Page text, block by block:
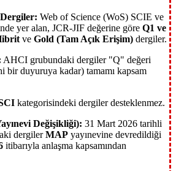
Web of Science (WoS) SCIE ve
yer alan, JCR-JIF değerine göre Q1 ve
ve Gold (Tam Açık Erişim) dergiler.
AHCI grubundaki dergiler "Q" değeri
bir duyuruya kadar) tamamı kapsam
kategorisindeki dergiler desteklenmez.
Değişikliği): 31 Mart 2026 tarihli
dergilerMAP yayınevine devredildiği
itibarıyla anlaşma kapsamından